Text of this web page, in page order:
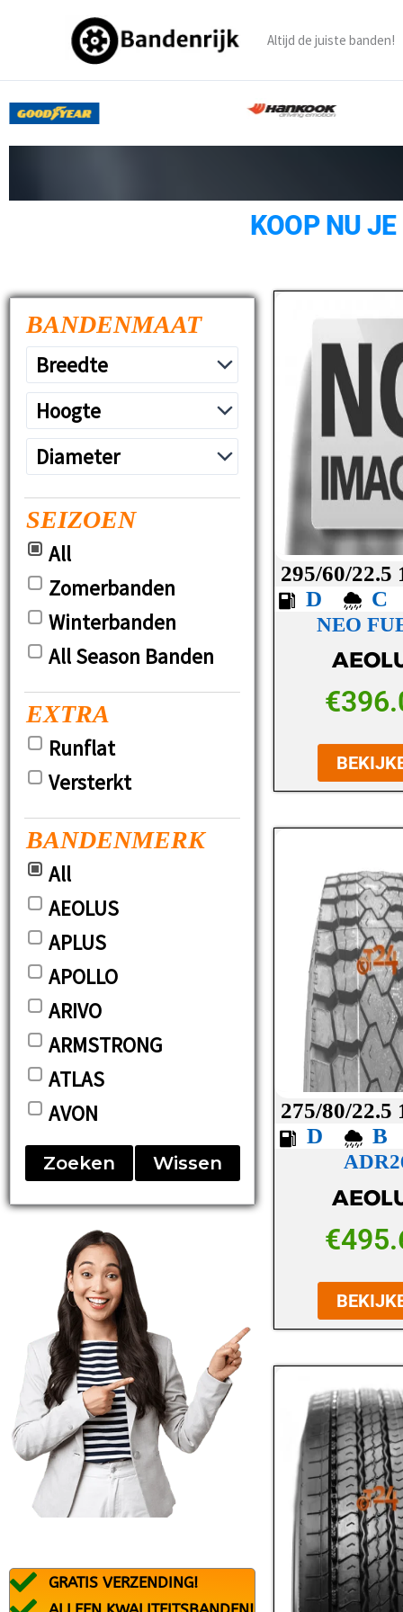
inhoud
Altijd de juiste banden!
KOOP NU
BANDENMAAT
SEIZOEN
All
Zomerbanden
Winterbanden
All Season Banden
EXTRA
Runflat
Versterkt
BANDENMERK
All
AEOLUS
APLUS
APOLLO
ARIVO
ARMSTRONG
ATLAS
AVON
BARUM
BF-GOODRICH
BFGOODRICH
BLACK ARROW
BRIDGESTONE
CONTINENTAL
DEBICA
DUNLOP
DURATURN
FALKEN
FEDERAL
FIREMAX
FORTUNA
Zoeken Wissen
GRATIS VERZENDING!
295/60/22.5
D
C
NEO
€
275/80/22.5
D
B
€